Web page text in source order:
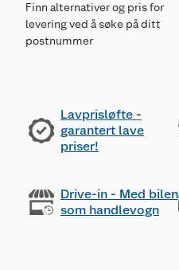
Finn alternativer og pris for
levering ved å søke på ditt
postnummer
Lavprisløfte -
garantert lave
priser!
Drive-in - Med bilen
som handlevogn